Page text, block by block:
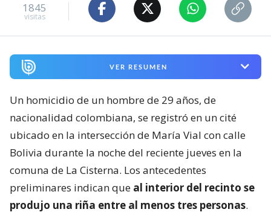
1845
visitas
VER RESUMEN
Un homicidio de un hombre de 29 años, de
nacionalidad colombiana, se registró en un cité
ubicado en la intersección de María Vial con calle
Bolivia durante la noche del reciente jueves en la
comuna de La Cisterna. Los antecedentes
preliminares indican que al interior del recinto se
produjo una riña entre al menos tres personas.